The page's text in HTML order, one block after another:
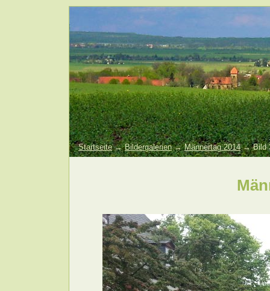
Startseite→Bildergalerien→Männertag 2014→ Bild